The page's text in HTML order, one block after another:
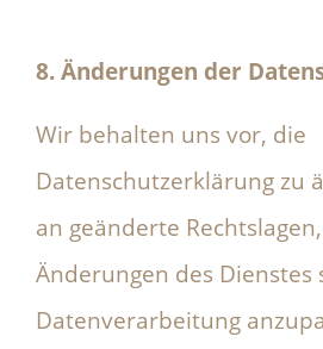
8. Änderungen der
Wir behalten uns vor, die
Datenschutzerklärung zu
an geänderte
Änderungen des Dienstes
Datenverarbeitung